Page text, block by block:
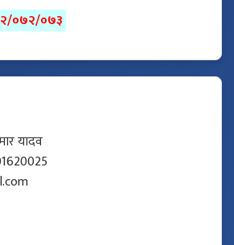
०७२/०७३
यादव